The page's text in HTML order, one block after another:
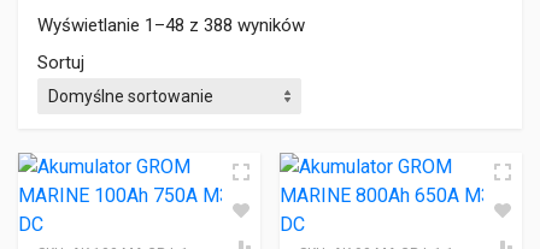
Wyświetlanie 1–48 z 388 wyników
Sortuj